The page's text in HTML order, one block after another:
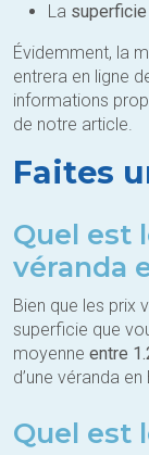
La superficie
Évidemment, la
entrera en ligne
informations
de notre article.
Faites
Quel est
véranda
Bien que les prix
superficie que
moyenne entre
d’une véranda en
Quel est